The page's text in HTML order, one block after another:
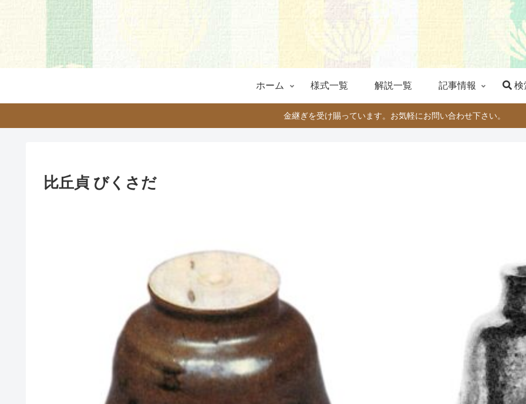
ホーム 様式一覧 解説一覧 記事情報 検
金継ぎを受け賜っています。お気軽にお問い合わせ下さい。
比丘貞 びくさだ